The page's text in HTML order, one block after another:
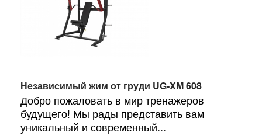
Независимый жим от груди UG-XM 608
Добро пожаловать в мир тренажеров
будущего! Мы рады представить вам
уникальный и современный...